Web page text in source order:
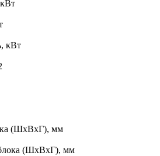
кВт
(ШхВхГ), мм
(ШхВхГ), мм